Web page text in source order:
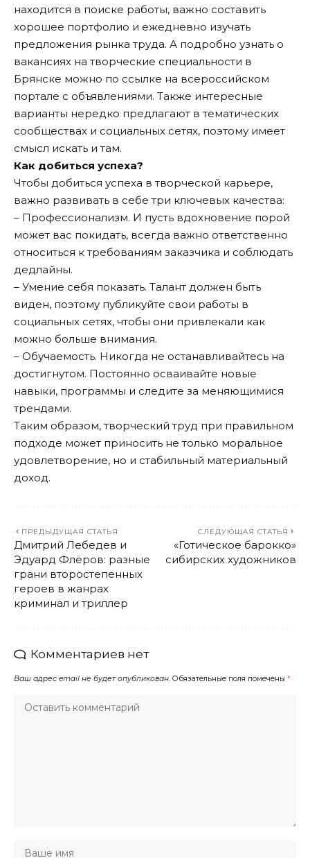
находится в поиске работы, важно составить
хорошее портфолио и ежедневно изучать
предложения рынка труда. А подробно узнать о
вакансиях на творческие специальности в
Брянске можно по ссылке на всероссийском
портале с объявлениями. Также интересные
варианты нередко предлагают в тематических
сообществах и социальных сетях, поэтому имеет
смысл искать и там.
Как добиться успеха?
Чтобы добиться успеха в творческой карьере,
важно развивать в себе три ключевых качества:
– Профессионализм. И пусть вдохновение порой
может вас покидать, всегда важно ответственно
относиться к требованиям заказчика и соблюдать
дедлайны.
– Умение себя показать. Талант должен быть
виден, поэтому публикуйте свои работы в
социальных сетях, чтобы они привлекали как
можно больше внимания.
– Обучаемость. Никогда не останавливайтесь на
достигнутом. Постоянно осваивайте новые
навыки, программы и следите за меняющимися
трендами.
Таким образом, творческий труд при правильном
подходе может приносить не только моральное
удовлетворение, но и стабильный материальный
доход.
ПРЕДЫДУЩАЯ СТАТЬЯ
Дмитрий Лебедев и
Эдуард Флёров: разные
грани второстепенных
героев в жанрах
криминал и триллер
СЛЕДУЮЩАЯ СТАТЬЯ
«Готическое барокко»
сибирских художников
Комментариев нет
Ваш адрес email не будет опубликован. Обязательные поля помечены *